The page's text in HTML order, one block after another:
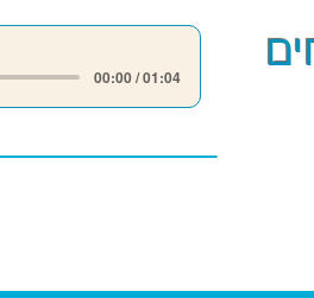
00:00 / 01:04